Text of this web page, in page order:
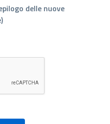
delle nuove